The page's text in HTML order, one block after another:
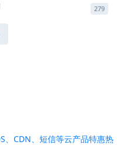
279
、CDN、短信等云产品特惠热